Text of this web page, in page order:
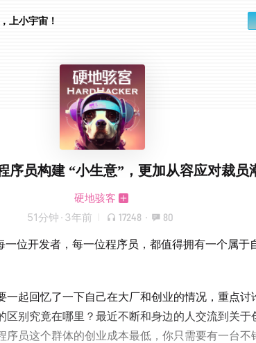
上小宇宙！
序员构建 “小生意”，更加从容应对裁员
硬地骇客
51分钟 · 3年前 17248 · 80
位开发者，每一位程序员，都值得拥有一个属于
一起回忆了一下自己在大厂和创业的情况，重点讨
区别究竟在哪里？最近不断和身边的人交流到关于
序员这个群体的创业成本最低，你只需要有一台不